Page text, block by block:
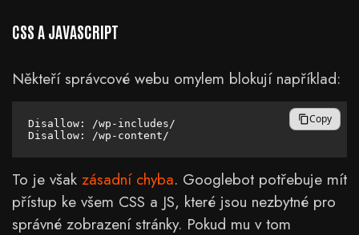
CSS A JAVASCRIPT
Někteří správcové webu omylem blokují například:
Disallow: /wp-includes/
Copy
To je však zásadní chyba. Googlebot potřebuje mít
přístup ke všem CSS a JS, které jsou nezbytné pro
správné zobrazení stránky. Pokud mu v tom